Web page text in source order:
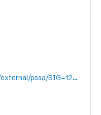
http://us.rd.yahoo.com/finance/external/pssa/SIG=125itqs33/*http://seekingalpha.com/article/512071-etps-for-trading-natural-gas?source=yahoo